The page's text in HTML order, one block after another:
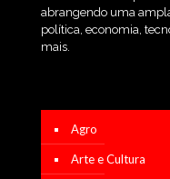
abrangendo uma
política, economia,
mais.
Agro
Arte e Cultura